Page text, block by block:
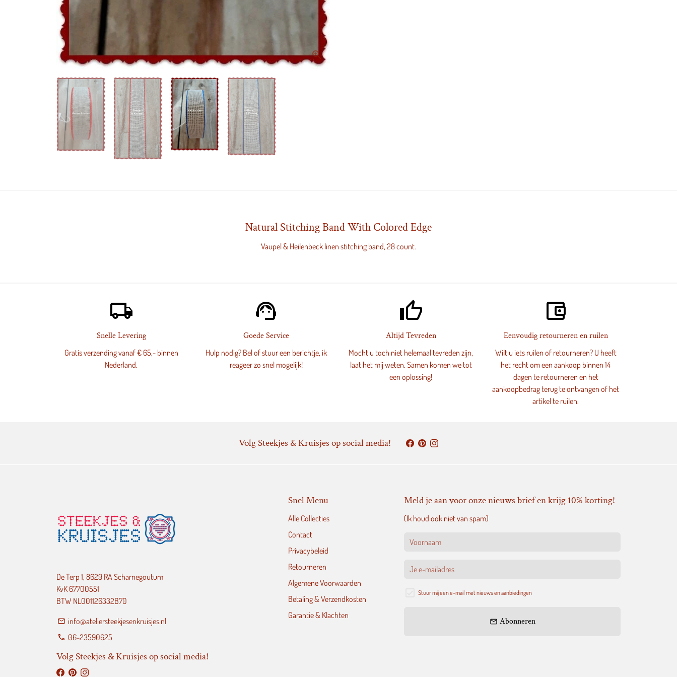
Natural Stitching Band With Colored Edge
Vaupel & Heilenbeck linen stitching band, 28 count.
local_shipping
Snelle Levering
Gratis verzending vanaf € 65,- binnen
Nederland.
support_agent
Goede Service
Hulp nodig? Bel of stuur een berichtje, ik
reageer zo snel mogelijk!
thumb_up_alt
Altijd Tevreden
Mocht u toch niet helemaal tevreden zijn,
laat het mij weten. Samen komen we tot
een oplossing!
account_balance_wallet
Eenvoudig retourneren en ruilen
Wilt u iets ruilen of retourneren? U heeft
het recht om een aankoop binnen 14
dagen te retourneren en het
aankoopbedrag terug te ontvangen of het
artikel te ruilen.
Volg Steekjes & Kruisjes op social media!
De Terp 1, 8629 RA Scharnegoutum
KvK 67700551
BTW NL001126332B70
email info@ateliersteekjesenkruisjes.nl
phone 06-23590625
Volg Steekjes & Kruisjes op social media!
Snel Menu
Alle Collecties
Contact
Privacybeleid
Retourneren
Algemene Voorwaarden
Betaling & Verzendkosten
Garantie & Klachten
Meld je aan voor onze nieuws brief en krijg 10% korting!
(Ik houd ook niet van spam)
Stuur mij een e-mail met nieuws en aanbiedingen
email Abonneren